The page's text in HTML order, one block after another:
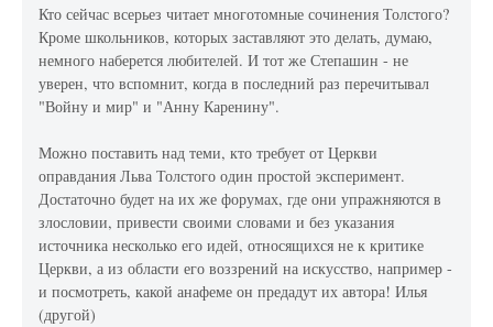
Кто сейчас всерьез читает многотомные сочинения Толстого?
Кроме школьников, которых заставляют это делать, думаю,
немного наберется любителей. И тот же Степашин - не
уверен, что вспомнит, когда в последний раз перечитывал
"Войну и мир" и "Анну Каренину".
Можно поставить над теми, кто требует от Церкви
оправдания Льва Толстого один простой эксперимент.
Достаточно будет на их же форумах, где они упражняются в
злословии, привести своими словами и без указания
источника несколько его идей, относящихся не к критике
Церкви, а из области его воззрений на искусство, например -
и посмотреть, какой анафеме он предадут их автора! Илья
(другой)